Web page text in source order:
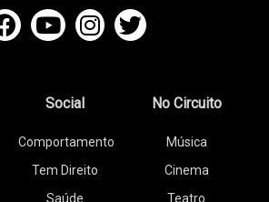
Social
Comportamento
Tem Direito
Saúde
No Circuito
Música
Cinema
Teatro